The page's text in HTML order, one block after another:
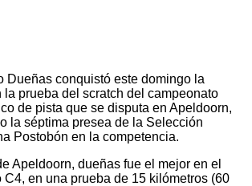
Dueñas conquistó este domingo la
la prueba del scratch del campeonato
de pista que se disputa en Apeldoorn,
la séptima presea de la Selección
Postobón en la competencia.
Apeldoorn, dueñas fue el mejor en el
C4, en una prueba de 15 kilómetros (60